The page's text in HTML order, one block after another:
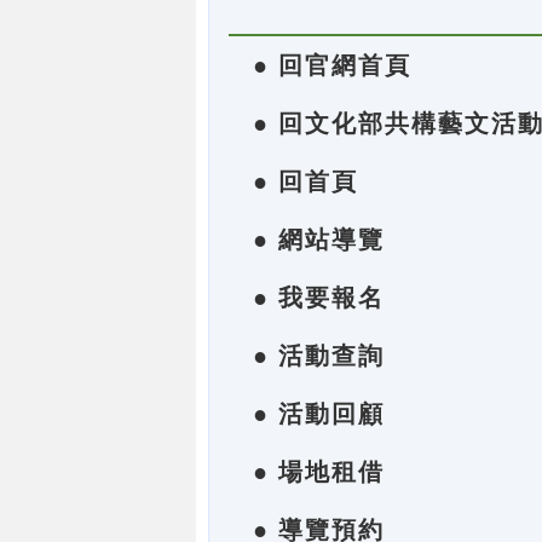
● 回官網首頁
● 回文化部共構藝文活
● 回首頁
● 網站導覽
● 我要報名
● 活動查詢
● 活動回顧
● 場地租借
● 導覽預約